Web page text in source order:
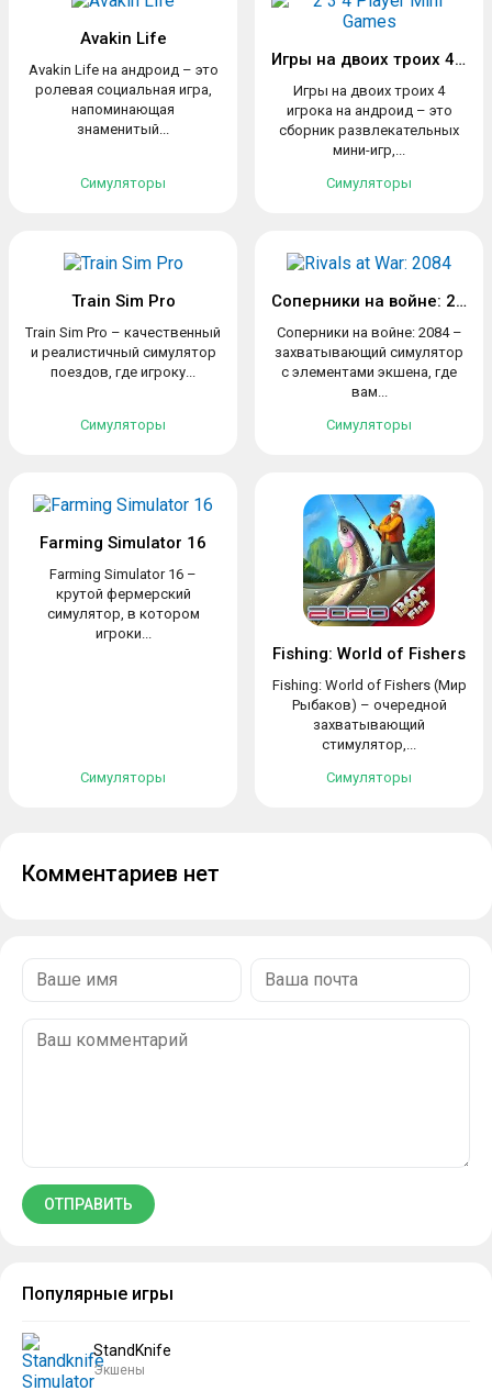
Avakin Life
Avakin Life на андроид – это
ролевая социальная игра,
напоминающая
знаменитый...
Симуляторы
Игры на двоих троих 4 игрока
Игры на двоих троих 4
игрока на андроид – это
сборник развлекательных
мини-игр,...
Симуляторы
Train Sim Pro
Train Sim Pro – качественный
и реалистичный симулятор
поездов, где игроку...
Симуляторы
Соперники на войне: 2084
Соперники на войне: 2084 –
захватывающий симулятор
с элементами экшена, где
вам...
Симуляторы
Farming Simulator 16
Farming Simulator 16 –
крутой фермерский
симулятор, в котором
игроки...
Симуляторы
Fishing: World of Fishers
Fishing: World of Fishers (Мир
Рыбаков) – очередной
захватывающий
стимулятор,...
Симуляторы
Комментариев нет
Популярные игры
StandKnife
Экшены